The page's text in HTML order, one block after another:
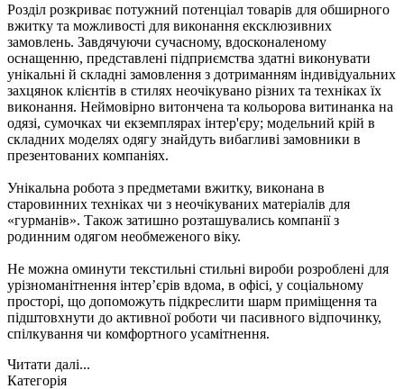
Розділ розкриває потужний потенціал товарів для обширного
вжитку та можливості для виконання ексклюзивних
замовлень. Завдячуючи сучасному, вдосконаленому
оснащенню, представлені підприємства здатні виконувати
унікальні й складні замовлення з дотриманням індивідуальних
захцянок клієнтів в стилях неочікувано різних та техніках їх
виконання. Неймовірно витончена та кольорова витинанка на
одязі, сумочках чи екземплярах інтер'єру; модельний крій в
складних моделях одягу знайдуть вибагливі замовники в
презентованих компаніях.
Унікальна робота з предметами вжитку, виконана в
старовинних техніках чи з неочікуваних матеріалів для
«гурманів». Також затишно розташувались компанії з
родинним одягом необмеженого віку.
Не можна оминути текстильні стильні вироби розроблені для
урізноманітнення інтер’єрів вдома, в офісі, у соціальному
просторі, що допоможуть підкреслити шарм приміщення та
підштовхнути до активної роботи чи пасивного відпочинку,
спілкування чи комфортного усамітнення.
Читати далі...
Категорія